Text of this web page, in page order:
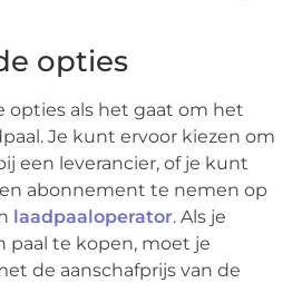
opties
opties als het gaat om het
Je kunt ervoor kiezen om
een leverancier, of je kunt
abonnement te nemen op
laadpaaloperator. Als je
paal te kopen, moet je
de aanschafprijs van de